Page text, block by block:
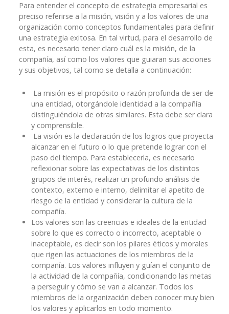
Para entender el concepto de estrategia empresarial es
preciso referirse a la misión, visión y a los valores de una
organización como conceptos fundamentales para definir
una estrategia exitosa. En tal virtud, para el desarrollo de
esta, es necesario tener claro cuál es la misión, de la
compañía, así como los valores que guiaran sus acciones
y sus objetivos, tal como se detalla a continuación:
La misión es el propósito o razón profunda de ser de
una entidad, otorgándole identidad a la compañía
distinguiéndola de otras similares. Esta debe ser clara
y comprensible.
La visión es la declaración de los logros que proyecta
alcanzar en el futuro o lo que pretende lograr con el
paso del tiempo. Para establecerla, es necesario
reflexionar sobre las expectativas de los distintos
grupos de interés, realizar un profundo análisis de
contexto, externo e interno, delimitar el apetito de
riesgo de la entidad y considerar la cultura de la
compañía.
Los valores son las creencias e ideales de la entidad
sobre lo que es correcto o incorrecto, aceptable o
inaceptable, es decir son los pilares éticos y morales
que rigen las actuaciones de los miembros de la
compañía. Los valores influyen y guían el conjunto de
la actividad de la compañía, condicionando las metas
a perseguir y cómo se van a alcanzar. Todos los
miembros de la organización deben conocer muy bien
los valores y aplicarlos en todo momento.